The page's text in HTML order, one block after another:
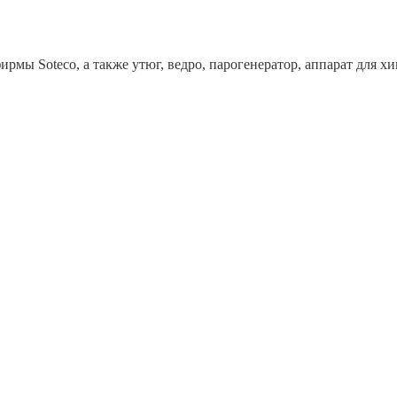
Soteco, а также утюг, ведро, парогенератор, аппарат